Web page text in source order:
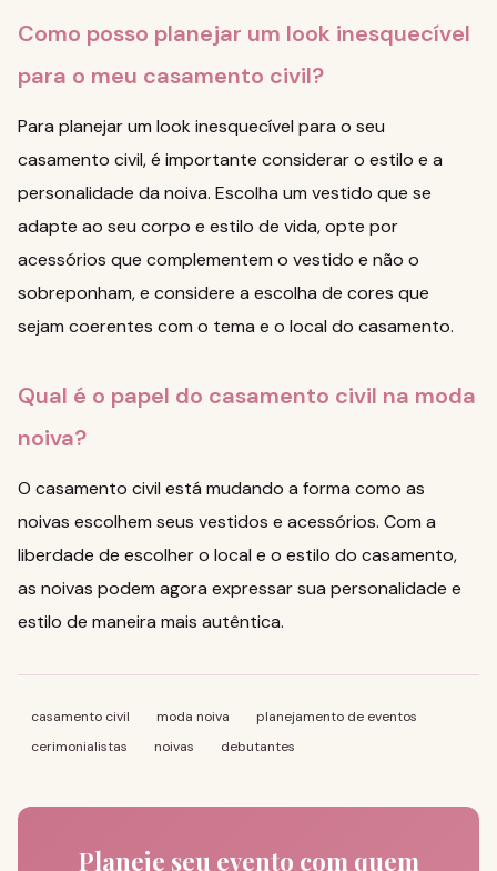
Como posso planejar um look inesquecível
para o meu casamento civil?
Para planejar um look inesquecível para o seu
casamento civil, é importante considerar o estilo e a
personalidade da noiva. Escolha um vestido que se
adapte ao seu corpo e estilo de vida, opte por
acessórios que complementem o vestido e não o
sobreponham, e considere a escolha de cores que
sejam coerentes com o tema e o local do casamento.
Qual é o papel do casamento civil na moda
noiva?
O casamento civil está mudando a forma como as
noivas escolhem seus vestidos e acessórios. Com a
liberdade de escolher o local e o estilo do casamento,
as noivas podem agora expressar sua personalidade e
estilo de maneira mais autêntica.
casamento civil moda noiva
planejamento de eventos
cerimonialistas
noivas debutantes
Planeje seu evento com quem